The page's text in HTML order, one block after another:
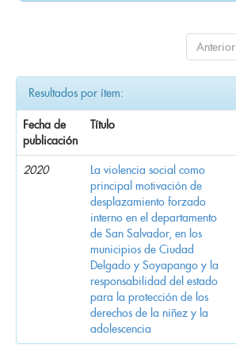
Anterior
Resultados por ítem:
Fecha de
publicación
Título
2020
La violencia social como
principal motivación de
desplazamiento forzado
interno en el departamento
de San Salvador, en los
municipios de Ciudad
Delgado y Soyapango y la
responsabilidad del estado
para la protección de los
derechos de la niñez y la
adolescencia